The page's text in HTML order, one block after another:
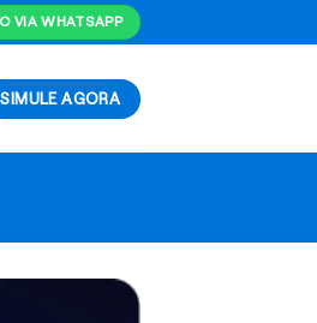
VIA WHATSAPP
SIMULE AGORA